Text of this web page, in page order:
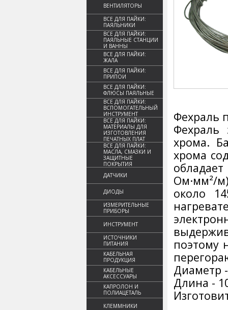
ВЕНТИЛЯТОРЫ
ВСЕ ДЛЯ ПАЙКИ:
ПАЯЛЬНИКИ
ВСЕ ДЛЯ ПАЙКИ:
ПАЯЛЬНЫЕ СТАНЦИИ
И ВАННЫ
ВСЕ ДЛЯ ПАЙКИ:
ЖАЛА
ВСЕ ДЛЯ ПАЙКИ:
ПРИПОИ
ВСЕ ДЛЯ ПАЙКИ:
ФЛЮСЫ ПАЯЛЬНЫЕ
ВСЕ ДЛЯ ПАЙКИ:
ВСПОМОГАТЕЛЬНЫЙ
ИНСТРУМЕНТ
ВСЕ ДЛЯ ПАЙКИ:
МАТЕРИАЛЫ ДЛЯ
ИЗГОТОВЛЕНИЯ
ПЕЧАТНЫХ ПЛАТ
ВСЕ ДЛЯ ПАЙКИ:
МАСЛА, СМАЗКИ И
ЗАЩИТНЫЕ
ПОКРЫТИЯ
ДАТЧИКИ
ДИОДЫ
ИЗМЕРИТЕЛЬНЫЕ
ПРИБОРЫ
ИНСТРУМЕНТ
ИСТОЧНИКИ
ПИТАНИЯ
КАБЕЛЬНАЯ
ПРОДУКЦИЯ
КАБЕЛЬНЫЕ
АКСЕССУАРЫ
КАПРОЛОН И
ПОЛИАЦЕТАЛЬ
КЛЕММНИКИ
Фехраль
хрома.
хрома
Ом·мм²/
около
поэтому
Диаметр
Длина -